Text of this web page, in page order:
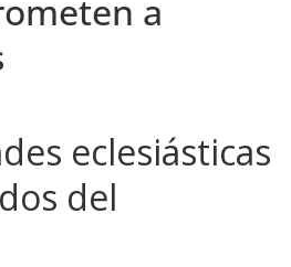
a
eclesiásticas
del